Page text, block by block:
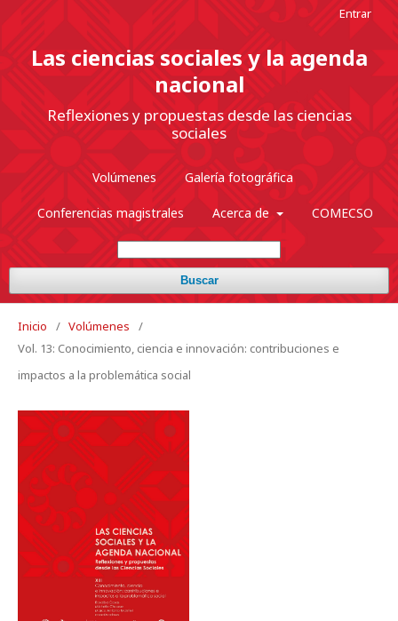
Las ciencias sociales y la agenda
nacional
Reflexiones y propuestas desde las ciencias
sociales
Volúmenes Galería fotográfica
Conferencias magistrales Acerca de COMECSO
Buscar
Entrar
Inicio / Volúmenes
/
Vol. 13: Conocimiento, ciencia e innovación: contribuciones e
impactos a la problemática social